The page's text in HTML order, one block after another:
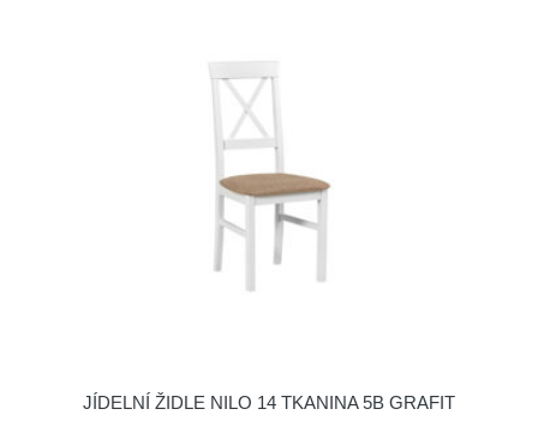
JÍDELNÍ ŽIDLE NILO 14 TKANINA 5B GRAFIT